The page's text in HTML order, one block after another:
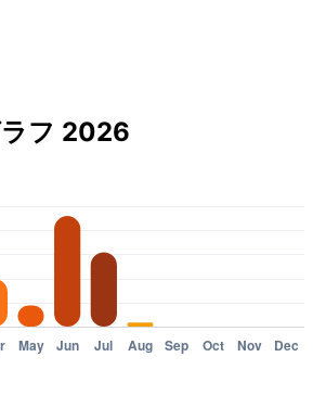
フ 2026